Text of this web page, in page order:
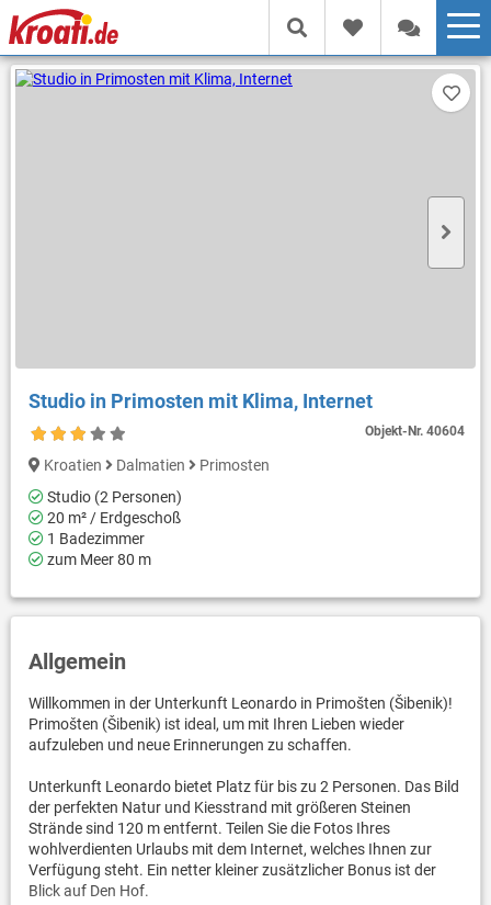
Studio in Primosten mit Klima, Internet
Objekt-Nr.40604
Kroatien Dalmatien
Primosten
Studio (2 Personen)
20 m² / Erdgeschoß
1 Badezimmer
zum Meer 80 m
Allgemein
Willkommen in der Unterkunft Leonardo in Primošten (Šibenik)!
Primošten (Šibenik) ist ideal, um mit Ihren Lieben wieder
aufzuleben und neue Erinnerungen zu schaffen.
Unterkunft Leonardo bietet Platz für bis zu 2 Personen. Das Bild
der perfekten Natur und Kiesstrand mit größeren Steinen
Strände sind 120 m entfernt. Teilen Sie die Fotos Ihres
wohlverdienten Urlaubs mit dem Internet, welches Ihnen zur
Verfügung steht. Ein netter kleiner zusätzlicher Bonus ist der
Blick auf Den Hof.